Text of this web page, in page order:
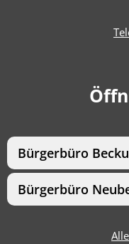
Bürgerbüro
Bürgerbüro